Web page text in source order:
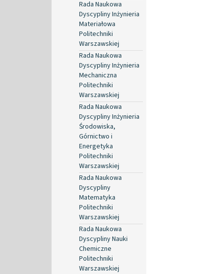
Rada Naukowa
Dyscypliny Inżynieria
Materiałowa
Politechniki
Warszawskiej
Rada Naukowa
Dyscypliny Inżynieria
Mechaniczna
Politechniki
Warszawskiej
Rada Naukowa
Dyscypliny Inżynieria
Środowiska,
Górnictwo i
Energetyka
Politechniki
Warszawskiej
Rada Naukowa
Dyscypliny
Matematyka
Politechniki
Warszawskiej
Rada Naukowa
Dyscypliny Nauki
Chemiczne
Politechniki
Warszawskiej